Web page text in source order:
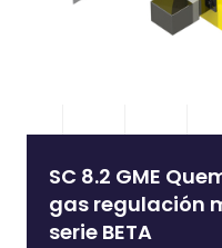
SC 8.2 GME
gas regulación
serie BETA